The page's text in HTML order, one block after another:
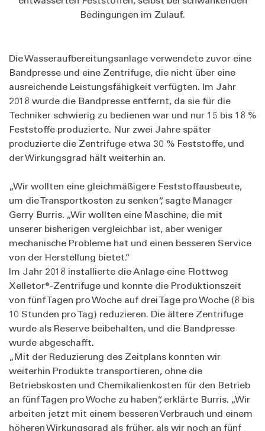
Bedingungen im Zulauf.
Die Wasseraufbereitungsanlage verwendete zuvor eine
Bandpresse und eine Zentrifuge, die nicht über eine
ausreichende Leistungsfähigkeit verfügten. Im Jahr
2018 wurde die Bandpresse entfernt, da sie für die
Techniker schwierig zu bedienen war und nur 15 bis 18 %
Feststoffe produzierte. Nur zwei Jahre später
produzierte die Zentrifuge etwa 30 % Feststoffe, und
der Wirkungsgrad hält weiterhin an.
„Wir wollten eine gleichmäßigere Feststoffausbeute,
um die Transportkosten zu senken“, sagte Manager
Gerry Burris. „Wir wollten eine Maschine, die mit
unserer bisherigen vergleichbar ist, aber weniger
mechanische Probleme hat und einen besseren Service
von der Herstellung bietet.“
Im Jahr 2018 installierte die Anlage eine Flottweg
Xelletor®-Zentrifuge und konnte die Produktionszeit
von fünf Tagen pro Woche auf drei Tage pro Woche (8 bis
10 Stunden pro Tag) reduzieren. Die ältere Zentrifuge
wurde als Reserve beibehalten, und die Bandpresse
wurde abgeschafft.
„Mit der Reduzierung des Zeitplans konnten wir
weiterhin Produkte transportieren, ohne die
Betriebskosten und Chemikalienkosten für den Betrieb
an fünf Tagen pro Woche zu haben“, erklärte Burris. „Wir
arbeiten jetzt mit einem besseren Verbrauch und einem
höheren Wirkungsgrad als früher, als wir noch an fünf